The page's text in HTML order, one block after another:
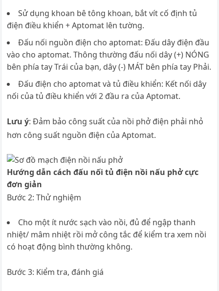
Sử dụng khoan bê tông khoan, bắt vít cố định tủ
điện điều khiển + Aptomat lên tường.
Đấu nối nguồn điện cho aptomat: Đấu dây điện đầu
vào cho aptomat. Thông thường đấu nối dây (+) NÓNG
bên phía tay Trái của bạn, dây (-) MÁT bên phía tay Phải.
Đấu điện cho aptomat và tủ điều khiển: Kết nối dây
nối của tủ điều khiển với 2 đầu ra của Aptomat.
Lưu ý: Đảm bảo công suất của nồi phở điện phải nhỏ
hơn công suất nguồn điện của Aptomat.
Hướng dẫn cách đấu nối tủ điện nồi nấu phở cực
đơn giản
Bước 2: Thử nghiệm
Cho một ít nước sạch vào nồi, đủ để ngập thanh
nhiệt/ mâm nhiệt rồi mở công tắc để kiểm tra xem nồi
có hoạt động bình thường không.
Bước 3: Kiểm tra, đánh giá